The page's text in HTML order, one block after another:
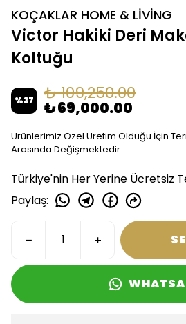
KOÇAKLAR HOME & LİVİNG
Victor Hakiki Deri
Koltuğu
%37 ₺ 109,250.00
₺ 69,000.00
Ürünlerimiz Özel Üretim Olduğu İçin
Arasında Değişmektedir.
Türkiye'nin Her Yerine Ücretsiz
Paylaş: